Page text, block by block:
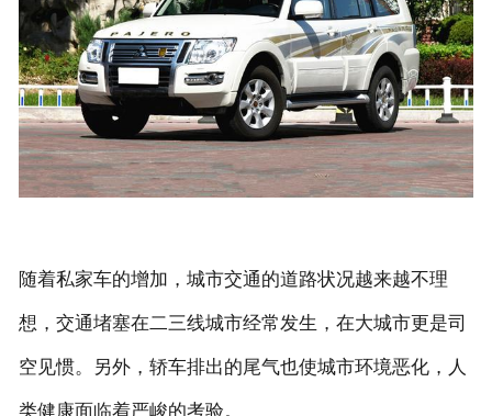
随着私家车的增加，城市交通的道路状况越来越不理
想，交通堵塞在二三线城市经常发生，在大城市更是司
空见惯。另外，轿车排出的尾气也使城市环境恶化，人
类健康面临着严峻的考验。